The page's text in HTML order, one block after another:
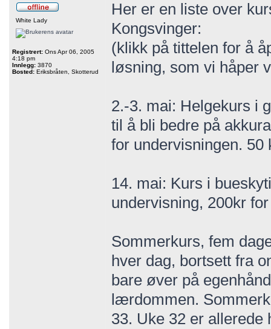
White Lady
Registrert: Ons Apr 06, 2005
4:18 pm
Innlegg: 3870
Bosted: Eriksbråten, Skotterud
Her er en liste over
Kongsvinger:
(klikk på tittelen for å
løsning, som vi håper
2.-3. mai: Helgekurs i
til å bli bedre på
for undervisningen. 50
14. mai: Kurs i
undervisning, 200kr
Sommerkurs, fem
hver dag, bortsett fra
bare øver på
lærdommen.
33. Uke 32 er allerede